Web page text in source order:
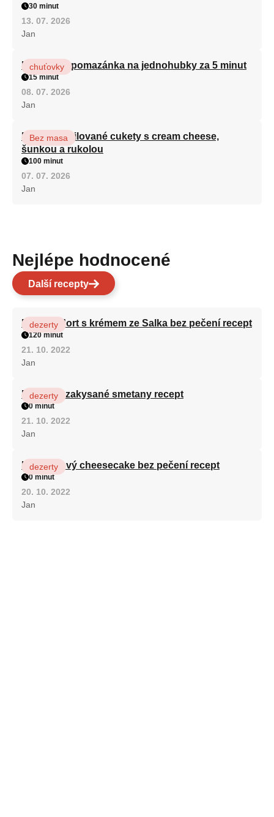
30 minut
13. 07. 2026
Jan
Královská pomazánka na jednohubky za 5 minut
chuťovky
15 minut
08. 07. 2026
Jan
Roláda z grilované cukety s cream cheese,
šunkou a rukolou
Bez masa
100 minut
07. 07. 2026
Jan
Nejlépe hodnocené
Další recepty
Patrový dort s krémem ze Salka bez pečení recept
dezerty
120 minut
21. 10. 2022
Jan
Fánky ze zakysané smetany recept
dezerty
0 minut
21. 10. 2022
Jan
Karamelový cheesecake bez pečení recept
dezerty
0 minut
20. 10. 2022
Jan